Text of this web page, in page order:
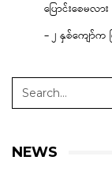
ပြောင်းစေမလား
– ၂ နှစ်ကျော်
NEWS